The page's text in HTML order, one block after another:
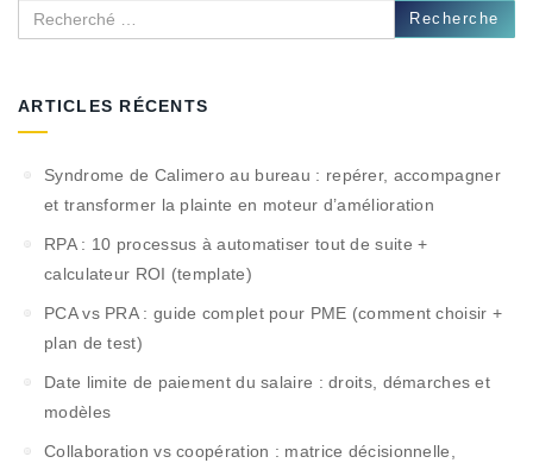
Recherche
ARTICLES RÉCENTS
Syndrome de Calimero au bureau : repérer, accompagner
et transformer la plainte en moteur d’amélioration
RPA : 10 processus à automatiser tout de suite +
calculateur ROI (template)
PCA vs PRA : guide complet pour PME (comment choisir +
plan de test)
Date limite de paiement du salaire : droits, démarches et
modèles
Collaboration vs coopération : matrice décisionnelle,